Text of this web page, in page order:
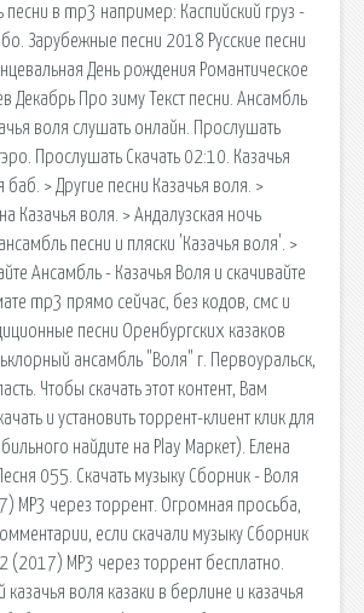
песни в mp3 например: Каспийский груз -
Зарубежные песни 2018 Русские песни
День рождения Романтическое
Декабрь Про зиму Текст песни. Ансамбль
воля слушать онлайн. Прослушать
Прослушать Скачать 02:10. Казачья
баб. > Другие песни Казачья воля. >
Казачья воля. > Андалузская ночь
песни и пляски 'Казачья воля'. >
Ансамбль - Казачья Воля и скачивайте
mp3 прямо сейчас, без кодов, смс и
песни Оренбургских казаков
ансамбль "Воля" г. Первоуральск,
Чтобы скачать этот контент, Вам
и установить торрент-клиент клик для
найдите на Play Маркет). Елена
055. Скачать музыку Сборник - Воля
MP3 через торрент. Огромная просьба,
если скачали музыку Сборник
MP3 через торрент бесплатно.
казачья воля казаки в берлине и казачья